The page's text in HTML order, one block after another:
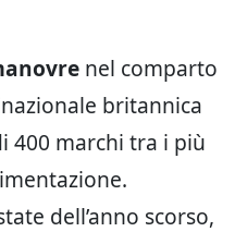
nel comparto
britannica
marchi tra i più
dell’anno scorso,